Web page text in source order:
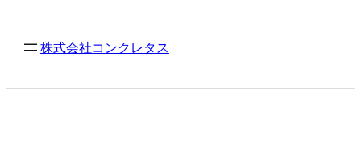
容
株式会社コンクレタス